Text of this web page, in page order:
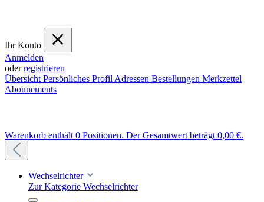
Ihr Konto
Anmelden
oderregistrieren
Übersicht Persönliches Profil Adressen Bestellungen Merkzettel
Abonnements
Warenkorb enthält 0 Positionen. Der Gesamtwert beträgt 0,00 €.
Wechselrichter
Zur Kategorie Wechselrichter